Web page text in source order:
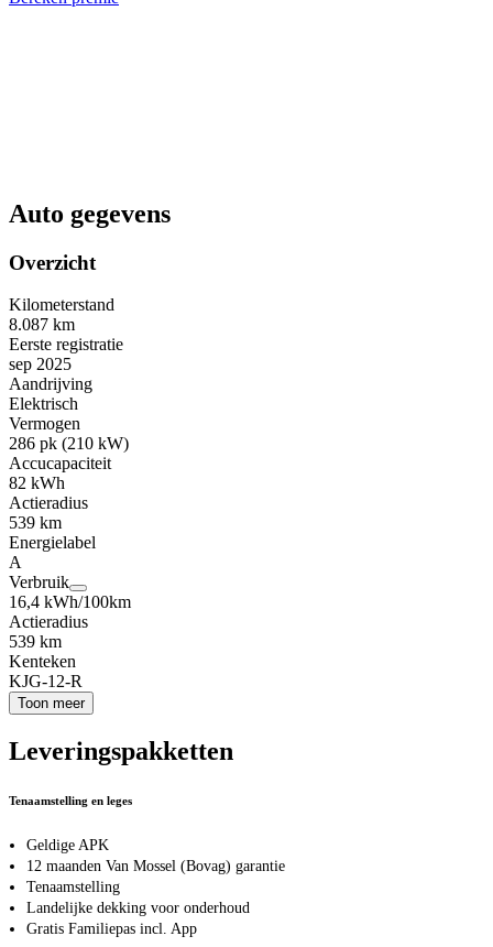
Auto gegevens
Overzicht
Kilometerstand
8.087 km
Eerste registratie
sep 2025
Aandrijving
Elektrisch
Vermogen
286 pk (210 kW)
Accucapaciteit
82 kWh
Actieradius
539 km
Energielabel
A
Verbruik
16,4 kWh/100km
Actieradius
539 km
Kenteken
KJG-12-R
Toon meer
Leveringspakketten
Tenaamstelling en leges
Geldige APK
12 maanden Van Mossel (Bovag) garantie
Tenaamstelling
Landelijke dekking voor onderhoud
Gratis Familiepas incl. App